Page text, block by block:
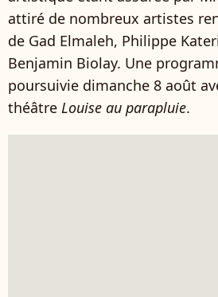
attiré de nombreux artistes
de Gad Elmaleh, Philippe
Benjamin Biolay. Une
poursuivie dimanche 8 août
théâtre Louise au parapluie.